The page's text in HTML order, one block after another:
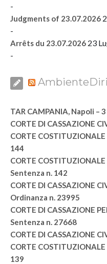
-
Judgments of 23.07.2026
-
Arrêts du 23.07.2026 23
-
TAR CAMPANIA, Napoli –
CORTE DI CASSAZIONE
CORTE
144
CORTE
Sentenza n. 142
CORTE DI CASSAZIONE
Ordinanza n. 23995
CORTE DI CASSAZIONE
Sentenza n. 27668
CORTE DI CASSAZIONE
CORTE
139